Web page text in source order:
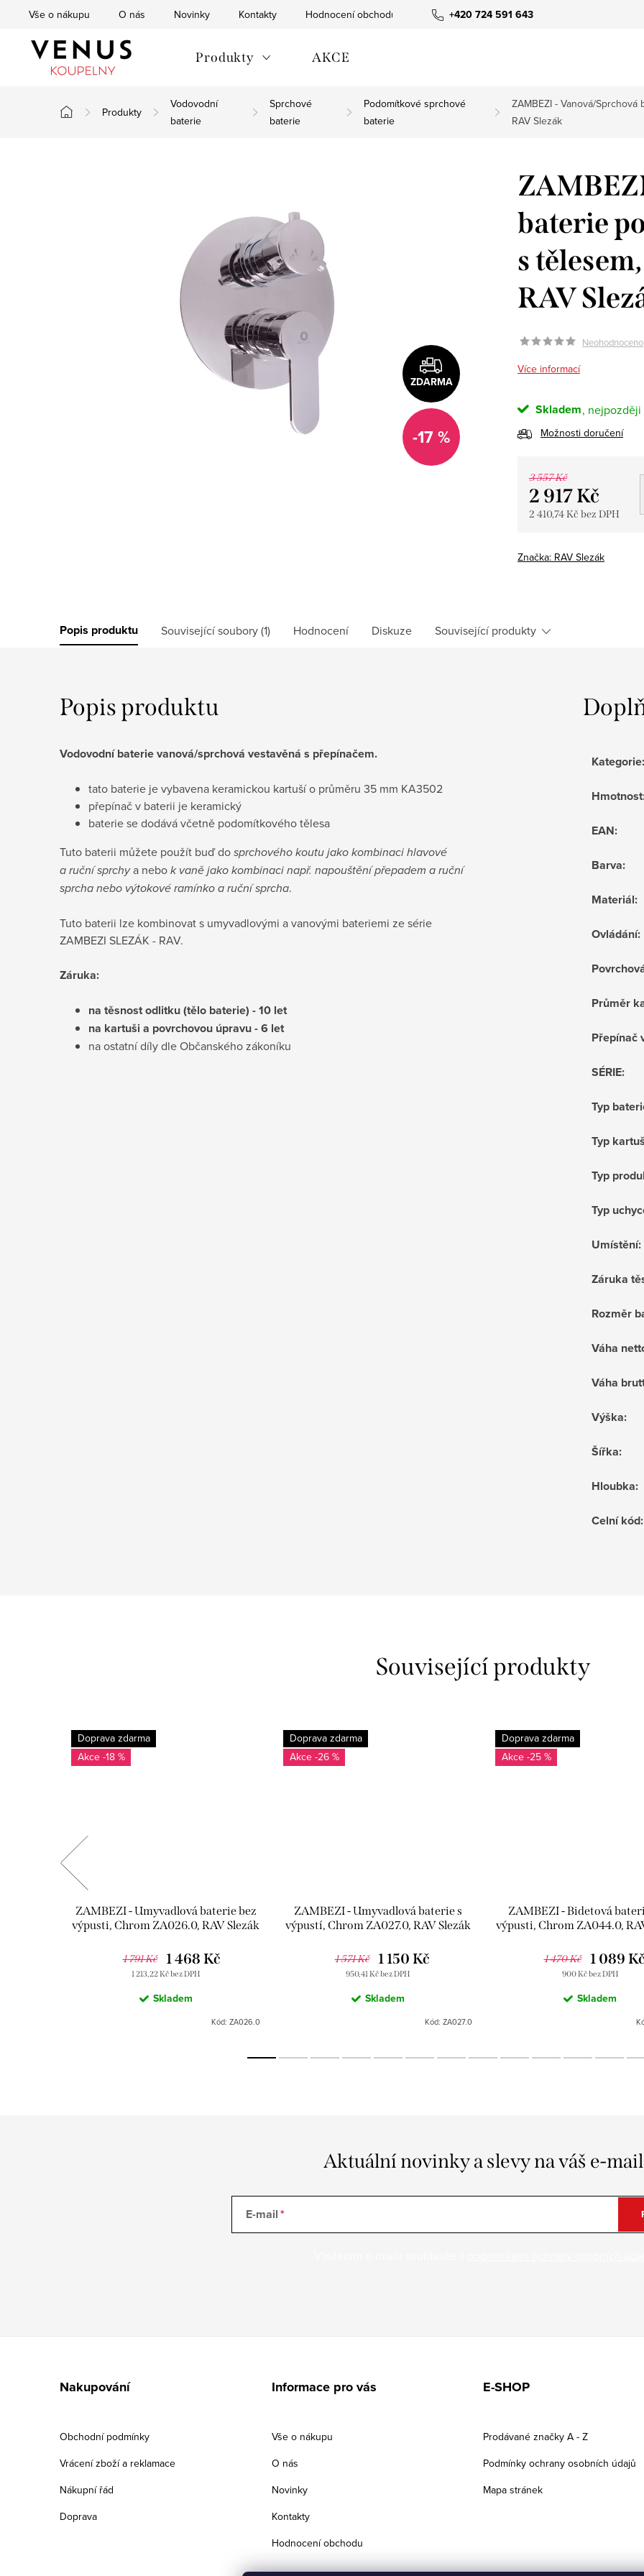
+420 724 591 643
Vše o nákupu O nás Novinky Kontakty Hodnocení obchodu
Produkty AKCE
Domů
Produkty
Vodovodní
baterie
Sprchové
baterie
Podomítkové sprchové
baterie
ZAMBEZI - Vanová/
RAV Slezák
ZDARMA
-17 %
baterie
s
RAV
Neohodnoceno
Více informací
Skladem
Možnosti doručení
3 557 Kč
2 917 Kč
2 410,74 Kč bez DPH
Značka: RAV Slezák
Popis produktu Související soubory (1) Hodnocení Diskuze Související produkty
Popis produktu
Vodovodní baterie vanová/sprchová vestavěná s přepínačem.
tato baterie je vybavena keramickou kartuší o průměru 35 mm KA3502
přepínač v baterii je keramický
baterie se dodává včetně podomítkového tělesa​
Tuto baterii můžete použít buď dosprchového koutu jako kombinaci hlavové
a ruční sprchya nebok vaně jako kombinaci např. napouštění přepadem a ruční
sprcha nebo výtokové ramínko a ruční sprcha.
Tuto baterii lze kombinovat s umyvadlovými a vanovými bateriemi ze série
ZAMBEZI SLEZÁK - RAV.
Záruka:
na těsnost odlitku (tělo baterie) - 10 let
na kartuši a povrchovou úpravu - 6 let
na ostatní díly dle Občanského zákoníku
Kategorie:
Hmotnost
EAN:
Barva:
Materiál:
Ovládání:
Průměr
Přepínač
SÉRIE:
Typ
Typ
Typ
Typ
Umístění:
Záruka
Rozměr
Váha
Váha
Výška:
Šířka:
Hloubka:
Celní kód:
Související produkty
Doprava zdarma
-18 %
ZAMBEZI - Umyvadlová baterie bez
výpusti, Chrom ZA026.0, RAV Slezák
1 791 Kč
1 213,22 Kč bez DPH
1 468 Kč
Skladem
Kód: ZA026.0
Doprava zdarma
-26 %
ZAMBEZI - Umyvadlová baterie s
výpustí, Chrom ZA027.0, RAV Slezák
1 571 Kč
950,41 Kč bez DPH
1 150 Kč
Skladem
Kód: ZA027.0
Doprava zdarma
-25 %
ZAMBEZI - Bidetová
výpusti, Chrom ZA044.0,
1 470 Kč
900 Kč bez DPH
1 089 Kč
Skladem
Aktuální novinky a slevy na váš e-mail
E-mail
Nakupování
Obchodní podmínky
Vrácení zboží a reklamace
Nákupní řád
Doprava
Informace pro vás
Vše o nákupu
O nás
Novinky
Kontakty
Hodnocení obchodu
E-SHOP
Prodávané značky A - Z
Podmínky ochrany osobních údajů
Mapa stránek